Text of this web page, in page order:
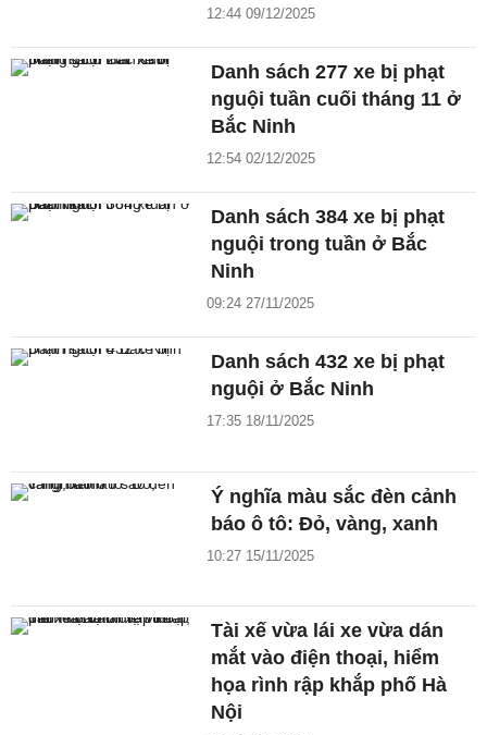
12:44 09/12/2025
Danh sách 277 xe bị phạt
nguội tuần cuối tháng 11 ở
Bắc Ninh
12:54 02/12/2025
Danh sách 384 xe bị phạt
nguội trong tuần ở Bắc
Ninh
09:24 27/11/2025
Danh sách 432 xe bị phạt
nguội ở Bắc Ninh
17:35 18/11/2025
Ý nghĩa màu sắc đèn cảnh
báo ô tô: Đỏ, vàng, xanh
10:27 15/11/2025
Tài xế vừa lái xe vừa dán
mắt vào điện thoại, hiểm
họa rình rập khắp phố Hà
Nội